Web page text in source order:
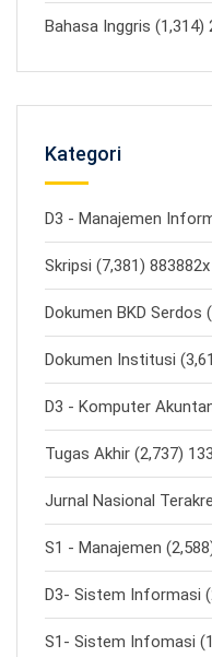
Bahasa Inggris (1,314)
Kategori
D3 - Manajemen
Skripsi (7,381)
Dokumen BKD Serdos
Dokumen Institusi
D3 - Komputer
Tugas Akhir (2,737)
Jurnal Nasional
S1 - Manajemen
D3- Sistem Informasi
S1- Sistem Infomasi